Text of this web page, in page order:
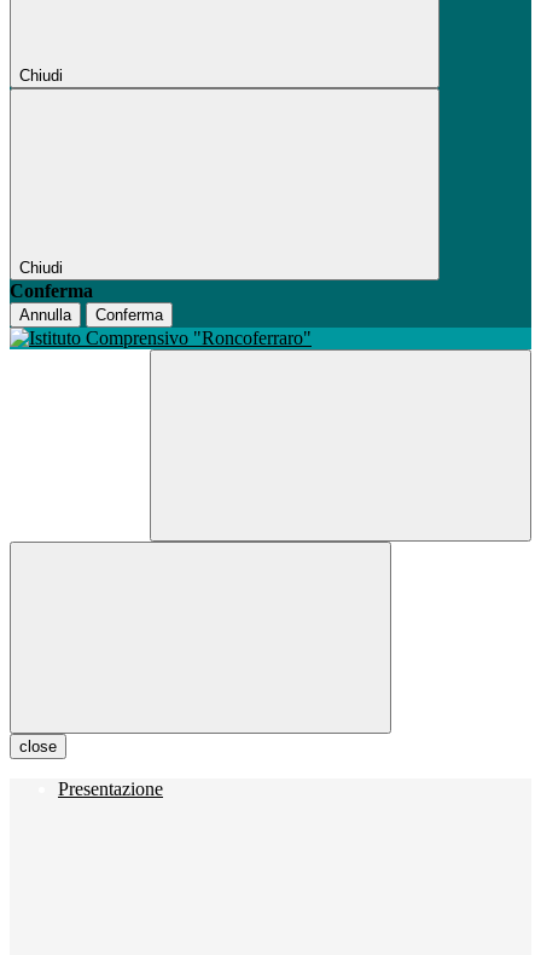
Chiudi
Chiudi
Conferma
Annulla Conferma
close
Presentazione